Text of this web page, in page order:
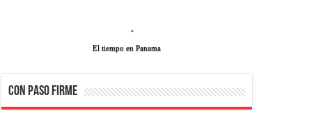
-
El tiempo en Panama
CON PASO FIRME